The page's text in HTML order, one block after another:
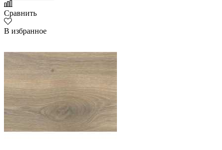
Сравнить
В избранное